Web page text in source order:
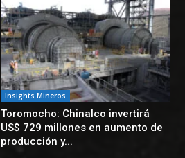
Insights Mineros
Toromocho: Chinalco invertirá
US$ 729 millones en aumento de
producción y...